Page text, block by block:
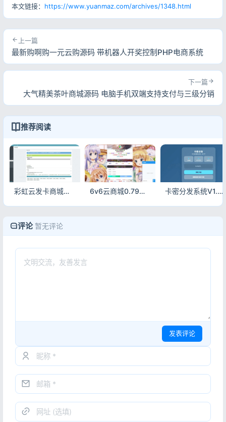
本文链接： https://www.yuanmaz.com/archives/1348.html
上一篇
最新购啊购一元云购源码 带机器人开奖控制PHP电商系统
下一篇
大气精美茶叶商城源码 电脑手机双端支持支付与三级分销
推荐阅读
彩虹云发卡商城上游商品同步监控插件源码 6v6云商城0.79升级版 彩虹云商城自动发卡源码 卡密分发系统V1.2.0带后台管理 自动发卡源码
评论 暂无评论
发表评论